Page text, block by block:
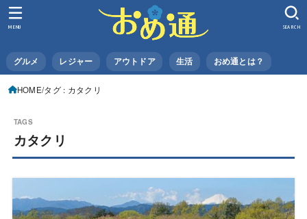
グルメ レジャー アウトドア 生活 おめ通とは？
SEARCH
MENU
HOME タグ : カタクリ
カタクリ